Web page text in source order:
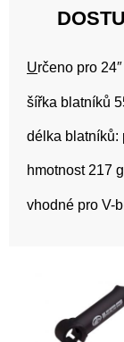
Určeno pro
šířka blatníků
délka blatníků:
hmotnost 217
vhodné pro V-